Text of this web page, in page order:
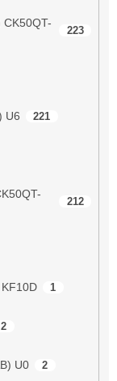
223
U6 221
212
1
2
U0 2